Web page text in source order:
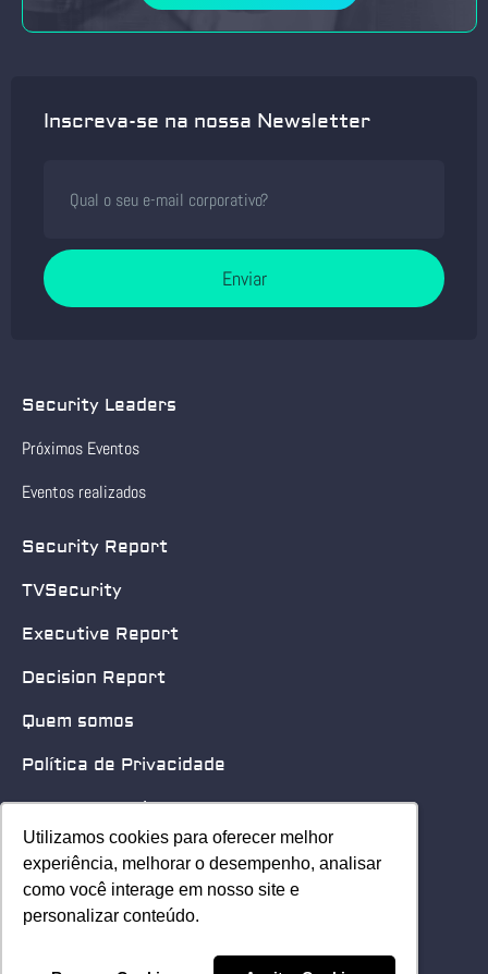
Utilizamos cookies para oferecer melhor
experiência, melhorar o desempenho, analisar
como você interage em nosso site e
personalizar conteúdo.
Utilizamos cookies para oferecer melhor
experiência, melhorar o desempenho, analisar
como você interage em nosso site e
personalizar conteúdo.
Inscreva-se na nossa Newsletter
Enviar
Security Leaders
Próximos Eventos
Eventos realizados
Security Report
TVSecurity
Executive Report
Decision Report
Quem somos
Política de Privacidade
Quero patrocinar
Contato
Home
© 2025 Security Leader. Todos os Direitos Reservados.